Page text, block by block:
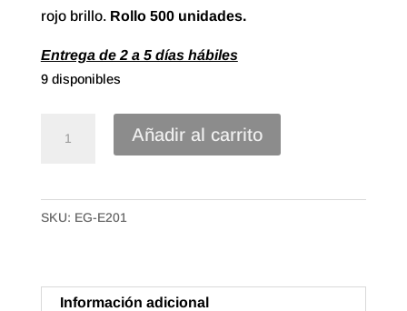
rojo brillo. Rollo 500 unidades.
Entrega de 2 a 5 días hábiles
9 disponibles
que
T'agradi"
cantidad
Añadir al carrito
SKU: EG-E201
Información adicional